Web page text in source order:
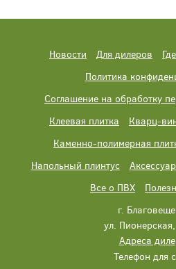
Новости Для дилеров
Политика
Соглашение на обработку
Клеевая плитка
Кварц-
Каменно-полимерная
Напольный плинтус
Все о ПВХ
г.
ул.
Адреса
Телефон для